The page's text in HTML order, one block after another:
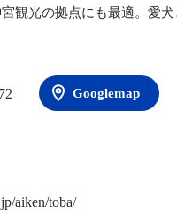
観光の拠点にも最適。愛犬
Googlemap
aiken/toba/